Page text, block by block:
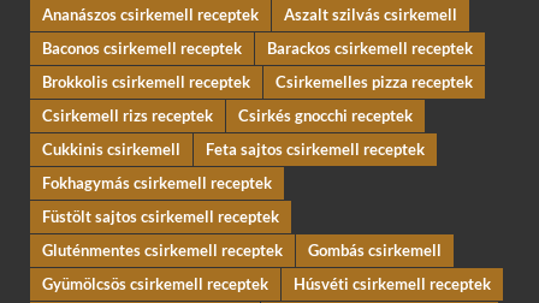
Ananászos csirkemell receptek
Aszalt szilvás csirkemell
Baconos csirkemell receptek
Barackos csirkemell receptek
Brokkolis csirkemell receptek
Csirkemelles pizza receptek
Csirkemell rizs receptek
Csirkés gnocchi receptek
Cukkinis csirkemell
Feta sajtos csirkemell receptek
Fokhagymás csirkemell receptek
Füstölt sajtos csirkemell receptek
Gluténmentes csirkemell receptek
Gombás csirkemell
Gyümölcsös csirkemell receptek
Húsvéti csirkemell receptek